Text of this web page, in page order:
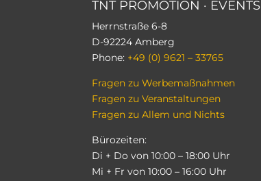
TNT PROMOTION · EVENTS
Herrnstraße 6-8
D-92224 Amberg
Phone: +49 (0) 9621 – 33765
Fragen zu Werbemaßnahmen
Fragen zu Veranstaltungen
Fragen zu Allem und Nichts
Bürozeiten:
Di + Do von 10:00 – 18:00 Uhr
Mi + Fr von 10:00 – 16:00 Uhr